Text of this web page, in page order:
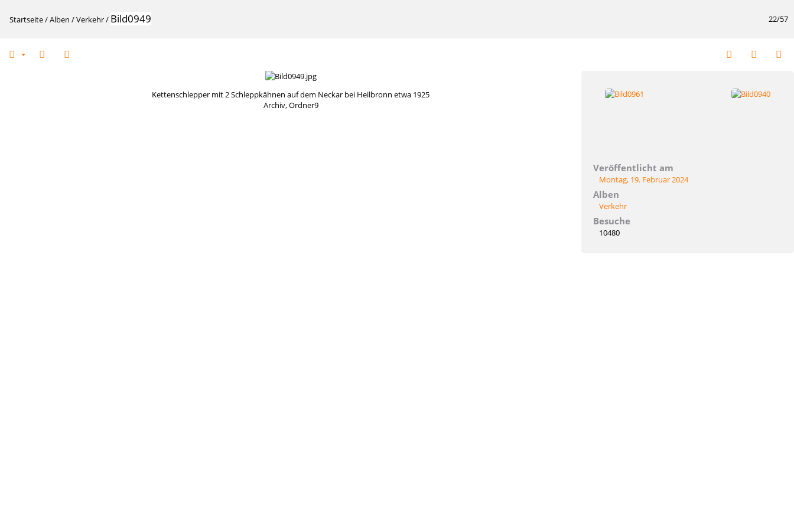
22/57
Startseite/Alben /Verkehr/ Bild0949
Kettenschlepper mit 2 Schleppkähnen auf dem Neckar bei Heilbronn etwa 1925
Archiv, Ordner9
Veröffentlicht am
Montag, 19. Februar 2024
Alben
Verkehr
Besuche
10480